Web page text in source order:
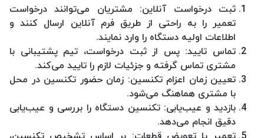
ثبت درخواست آنلاین: مشتریان می‌توانند درخواست
تعمیر را به راحتی از طریق فرم آنلاین ارسال کنند و
اطلاعات اولیه دستگاه را وارد نمایند.
تماس تایید: پس از ثبت درخواست، تیم پشتیبانی با
مشتری تماس گرفته و جزئیات لازم را تایید می‌کند.
تعیین زمان اعزام تکنسین: زمان حضور تکنسین در محل
با مشتری هماهنگ می‌شود.
بازدید و عیب‌یابی: تکنسین دستگاه را بررسی و عیب‌یابی
دقیق انجام می‌دهد.